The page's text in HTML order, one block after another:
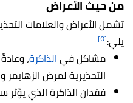
من حيث الأعراض
تشمل الأعراض والعلامات
يلي:[٥]
مشاكل فيالذاكرة،
التحذيرية لمرض الزهايمر
فقدان الذاكرة الذي يؤثر